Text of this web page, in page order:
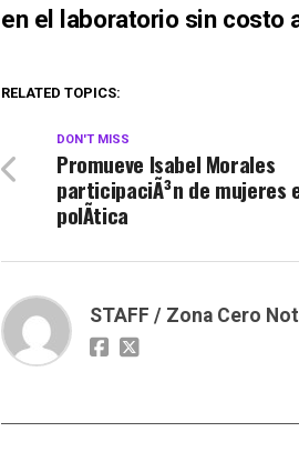
en el laboratorio sin costo
RELATED TOPICS:
DON'T MISS
Promueve Isabel Morales
participaciÃ³n de mujeres
polÃ­tica
STAFF / Zona Cero